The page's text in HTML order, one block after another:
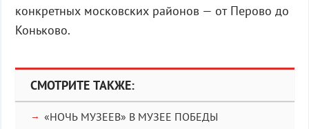
конкретных московских районов — от Перово до
Коньково.
СМОТРИТЕ ТАКЖЕ:
«НОЧЬ МУЗЕЕВ» В МУЗЕЕ ПОБЕДЫ